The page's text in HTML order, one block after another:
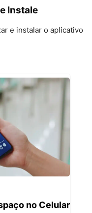
Instale
e instalar o aplicativo
no Celular